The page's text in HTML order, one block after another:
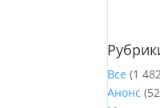
Все (1
Анонс